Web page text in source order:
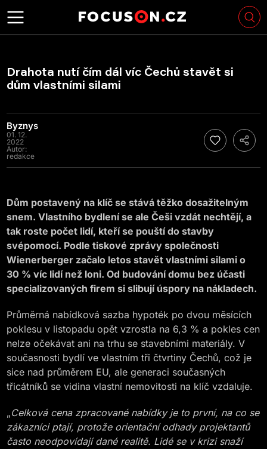
Drahota nutí čím dál víc Čechů stavět si
dům vlastními silami
Byznys
01. 12.
2022
Autor:
redakce
Dům postavený na klíč se stává těžko dosažitelným
snem. Vlastního bydlení se ale Češi vzdát nechtějí, a
tak roste počet lidí, kteří se pouští do stavby
svépomocí. Podle tiskové zprávy společnosti
Wienerberger začalo letos stavět vlastními silami o
30 % víc lidí než loni. Od budování domu bez účasti
specializovaných firem si slibují úspory na nákladech.
Průměrná nabídková sazba hypoték po dvou měsících
poklesu v listopadu opět vzrostla na 6,3 % a pokles cen
nelze očekávat ani na trhu se stavebními materiály. V
současnosti bydlí ve vlastním tři čtvrtiny Čechů, což je
sice nad průměrem EU, ale generaci současných
třicátníků se vidina vlastní nemovitosti na klíč vzdaluje.
„Celková cena zpracované nabídky je to první, na co se
zákazníci ptají, protože orientační odhady projektantů
často neodpovídají dané realitě. Lidé se v krizi snaží